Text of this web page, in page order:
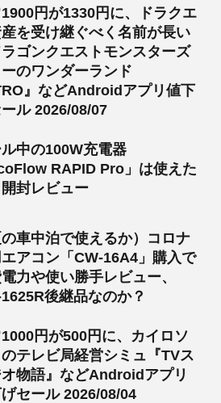
円が1330円に、ドラクエ
を受け継ぐべく名前が長い
ラゴンクエストモンスターズ
のワンダーランド
』などAndroidアプリ値下
ル 2026/08/07
中の100W充電器
RAPID Pro」は使えた
封レビュー
の車中泊で使えるか）コロナ
アコン「CW-16A4」購入で
力や使い勝手レビュー、
後継品なのか？
円が500円に、カイロソ
テレビ局経営シミュ『TVス
オ物語』などAndroidアプリ
セール 2026/08/04